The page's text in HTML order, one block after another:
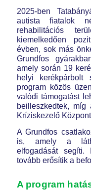
2025-ben
autista fiatalok
rehabilitációs
kiemelkedően
évben, sok más
Grundfos
amely során 19
helyi kerékpárbolt
program közös
valódi támogatást
beilleszkedtek, míg
Kríziskezelő
A Grundfos
is, amely a
elfogadását segíti.
tovább erősítik a
A program